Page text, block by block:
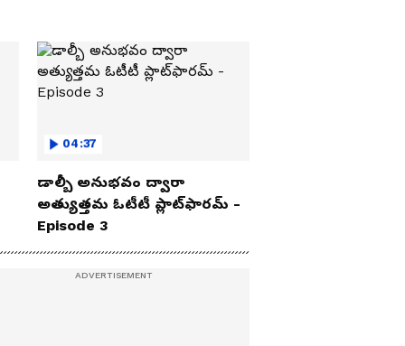
04:37
డాల్బీ అనుభవం ద్వారా
అత్యుత్తమ ఓటీటీ ప్లాట్‌ఫారమ్ -
Episode 3